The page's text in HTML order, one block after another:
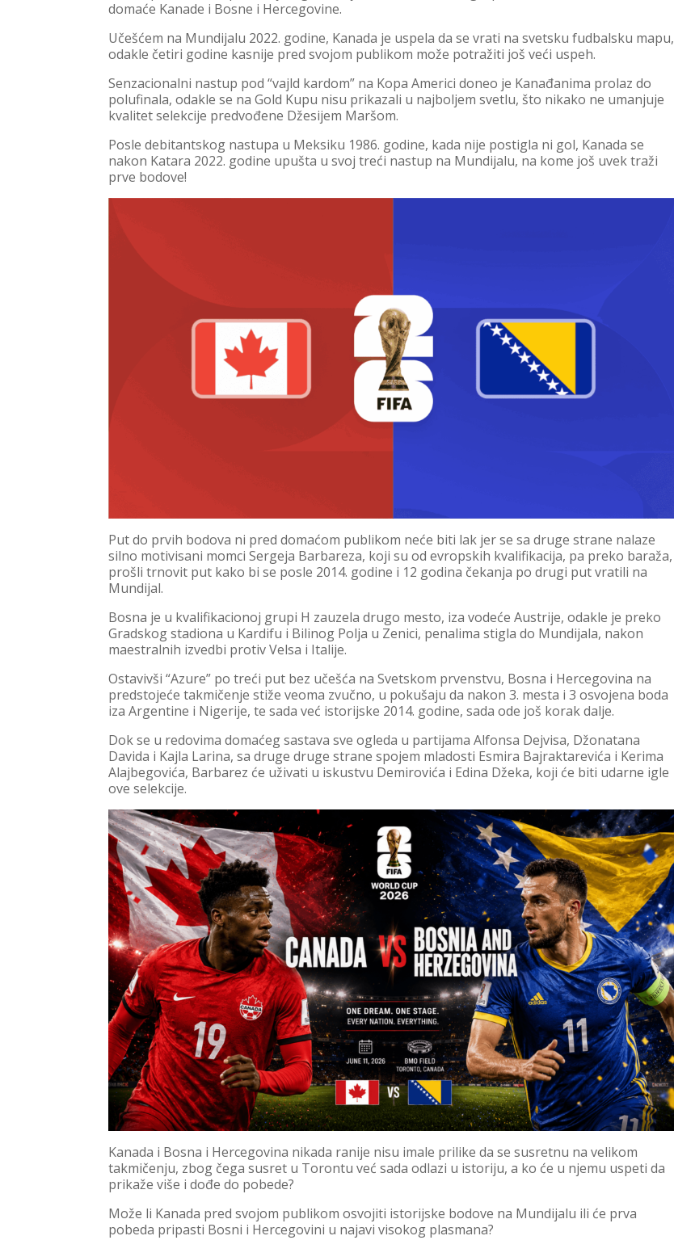
domaće Kanade i Bosne i Hercegovine.
Učešćem na Mundijalu 2022. godine, Kanada je uspela da se vrati na svetsku fudbalsku mapu,
odakle četiri godine kasnije pred svojom publikom može potražiti još veći uspeh.
Senzacionalni nastup pod “vajld kardom” na Kopa Americi doneo je Kanađanima prolaz do
polufinala, odakle se na Gold Kupu nisu prikazali u najboljem svetlu, što nikako ne umanjuje
kvalitet selekcije predvođene Džesijem Maršom.
Posle debitantskog nastupa u Meksiku 1986. godine, kada nije postigla ni gol, Kanada se
nakon Katara 2022. godine upušta u svoj treći nastup na Mundijalu, na kome još uvek traži
prve bodove!
Put do prvih bodova ni pred domaćom publikom neće biti lak jer se sa druge strane nalaze
silno motivisani momci Sergeja Barbareza, koji su od evropskih kvalifikacija, pa preko baraža,
prošli trnovit put kako bi se posle 2014. godine i 12 godina čekanja po drugi put vratili na
Mundijal.
Bosna je u kvalifikacionoj grupi H zauzela drugo mesto, iza vodeće Austrije, odakle je preko
Gradskog stadiona u Kardifu i Bilinog Polja u Zenici, penalima stigla do Mundijala, nakon
maestralnih izvedbi protiv Velsa i Italije.
Ostavivši “Azure” po treći put bez učešća na Svetskom prvenstvu, Bosna i Hercegovina na
predstojeće takmičenje stiže veoma zvučno, u pokušaju da nakon 3. mesta i 3 osvojena boda
iza Argentine i Nigerije, te sada već istorijske 2014. godine, sada ode još korak dalje.
Dok se u redovima domaćeg sastava sve ogleda u partijama Alfonsa Dejvisa, Džonatana
Davida i Kajla Larina, sa druge druge strane spojem mladosti Esmira Bajraktarevića i Kerima
Alajbegovića, Barbarez će uživati u iskustvu Demirovića i Edina Džeka, koji će biti udarne igle
ove selekcije.
Kanada i Bosna i Hercegovina nikada ranije nisu imale prilike da se susretnu na velikom
takmičenju, zbog čega susret u Torontu već sada odlazi u istoriju, a ko će u njemu uspeti da
prikaže više i dođe do pobede?
Može li Kanada pred svojom publikom osvojiti istorijske bodove na Mundijalu ili će prva
pobeda pripasti Bosni i Hercegovini u najavi visokog plasmana?